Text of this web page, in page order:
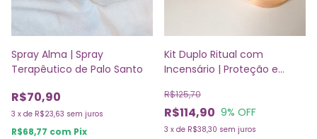
Spray Alma | Spray
Terapêutico de Palo Santo
R$70,90
3 x de R$23,63 sem juros
R$68,77 com Pix
Kit Duplo Ritual com
Incensário | Proteção e
R$114,90
R$125,70
9% OFF
3 x de R$38,30 sem juros